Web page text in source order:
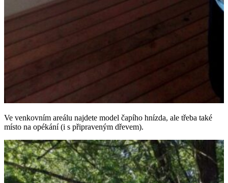
Ve venkovním areálu najdete model čapího hnízda, ale třeba také
místo na opékání (i s připraveným dřevem).